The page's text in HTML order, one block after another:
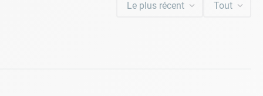
Le plus récent Tout